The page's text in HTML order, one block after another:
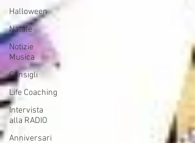
Halloween
Natale
Notizie
Musica
Consigli
Life Coaching
Intervista
alla RADIO
Anniversari